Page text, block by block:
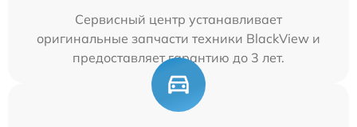
Сервисный центр устанавливает
оригинальные запчасти техники BlackView и
предоставляет гарантию до 3 лет.